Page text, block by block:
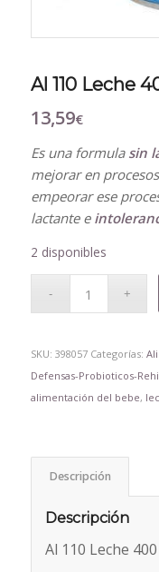
Al 110 Leche
13,59€
Es una formula sin
mejorar en
empeorar ese
lactante e
2 disponibles
SKU: 398057 Categorías:
Defensas-Probioticos-
alimentación del bebe,
Descripción
Descripción
Al 110 Leche 400